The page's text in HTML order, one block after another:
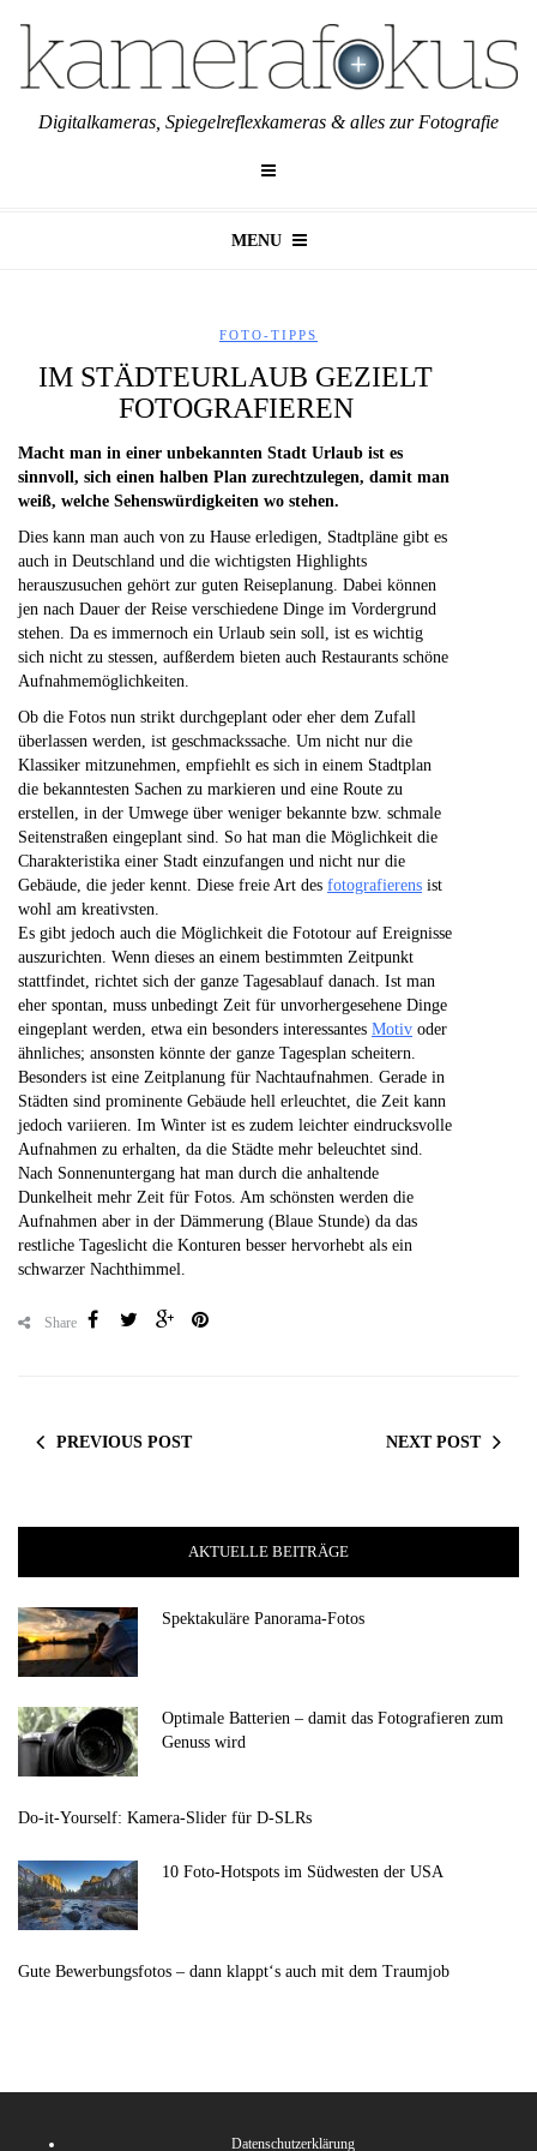
Digitalkameras, Spiegelreflexkameras & alles zur Fotografie
MENU
FOTO-TIPPS
IM STÄDTEURLAUB GEZIELT
FOTOGRAFIEREN
Macht man in einer unbekannten Stadt Urlaub ist es
sinnvoll, sich einen halben Plan zurechtzulegen, damit man
weiß, welche Sehenswürdigkeiten wo stehen.
Dies kann man auch von zu Hause erledigen, Stadtpläne gibt es
auch in Deutschland und die wichtigsten Highlights
herauszusuchen gehört zur guten Reiseplanung. Dabei können
jen nach Dauer der Reise verschiedene Dinge im Vordergrund
stehen. Da es immernoch ein Urlaub sein soll, ist es wichtig
sich nicht zu stessen, aufßerdem bieten auch Restaurants schöne
Aufnahmemöglichkeiten.
Ob die Fotos nun strikt durchgeplant oder eher dem Zufall
überlassen werden, ist geschmackssache. Um nicht nur die
Klassiker mitzunehmen, empfiehlt es sich in einem Stadtplan
die bekanntesten Sachen zu markieren und eine Route zu
erstellen, in der Umwege über weniger bekannte bzw. schmale
Seitenstraßen eingeplant sind. So hat man die Möglichkeit die
Charakteristika einer Stadt einzufangen und nicht nur die
Gebäude, die jeder kennt. Diese freie Art des fotografierens ist
wohl am kreativsten.
Es gibt jedoch auch die Möglichkeit die Fototour auf Ereignisse
auszurichten. Wenn dieses an einem bestimmten Zeitpunkt
stattfindet, richtet sich der ganze Tagesablauf danach. Ist man
eher spontan, muss unbedingt Zeit für unvorhergesehene Dinge
eingeplant werden, etwa ein besonders interessantes Motiv oder
ähnliches; ansonsten könnte der ganze Tagesplan scheitern.
Besonders ist eine Zeitplanung für Nachtaufnahmen. Gerade in
Städten sind prominente Gebäude hell erleuchtet, die Zeit kann
jedoch variieren. Im Winter ist es zudem leichter eindrucksvolle
Aufnahmen zu erhalten, da die Städte mehr beleuchtet sind.
Nach Sonnenuntergang hat man durch die anhaltende
Dunkelheit mehr Zeit für Fotos. Am schönsten werden die
Aufnahmen aber in der Dämmerung (Blaue Stunde) da das
restliche Tageslicht die Konturen besser hervorhebt als ein
schwarzer Nachthimmel.
Share
PREVIOUS POST NEXT POST
AKTUELLE BEITRÄGE
Spektakuläre Panorama-Fotos
Optimale Batterien – damit das Fotografieren zum
Genuss wird
Do-it-Yourself: Kamera-Slider für D-SLRs
10 Foto-Hotspots im Südwesten der USA
Gute Bewerbungsfotos – dann klappt‘s auch mit dem Traumjob
Datenschutzerklärung